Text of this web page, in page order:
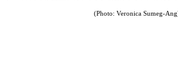
(Photo: Veronica Sumeg-